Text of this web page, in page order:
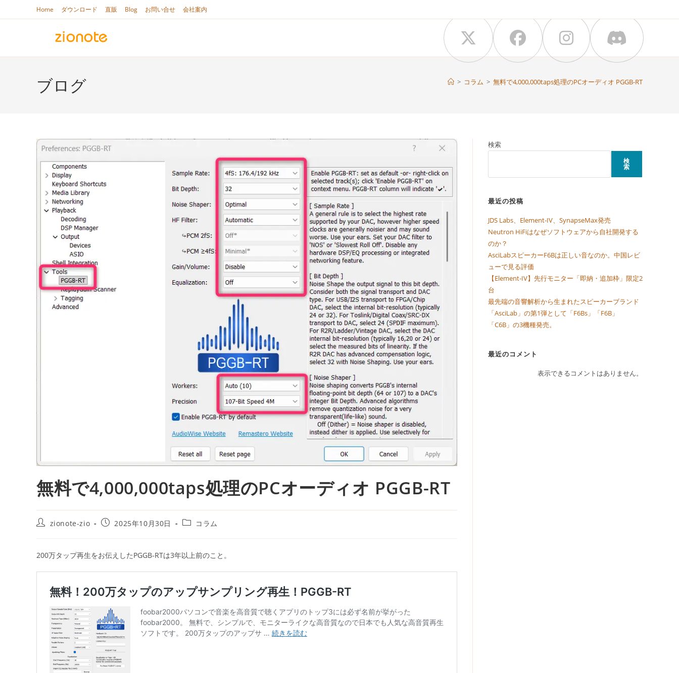
ン
ツ
Home ダウンロード 直販 Blog お問い合せ 会社案内
ブログ > コラム > 無料で4,000,000taps処理のPCオーディオ PGGB-RT
無料で4,000,000taps処理のPCオーディオ PGGB-RT
投
zionote-zio
投
開
日:
2025年10月30日
投
テ
ゴ
リ
コラム
200万タップ再生をお伝えしたPGGB-RTは3年以上前のこと。
検索
検
索
最近の投稿
JDS Labs、Element-IV、SynapseMax発売
Neutron HiFiはなぜソフトウェアから自社開発する
のか？
AsciLabスピーカーF6Bは正しい音なのか。中国レビ
ューで見る評価
【Element-IV】先行モニター「即納・追加枠」限定2
台
最先端の音響解析から生まれたスピーカーブランド
「AsciLab」の第1弾として「F6Bs」「F6B」
「C6B」の3機種発売。
最近のコメント
表示できるコメントはありません。